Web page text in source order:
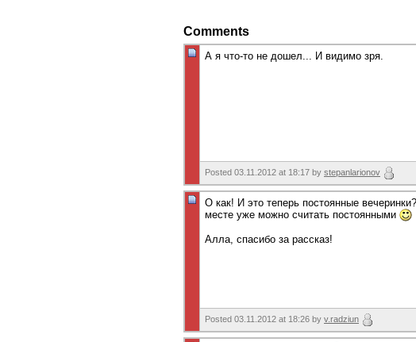
Comments
А я что-то не дошел... И видимо зря.
Posted 03.11.2012 at 18:17 by stepanlarionov
О как! И это теперь постоянные
месте уже можно считать постоянными
Алла, спасибо за рассказ!
Posted 03.11.2012 at 18:26 by v.radziun